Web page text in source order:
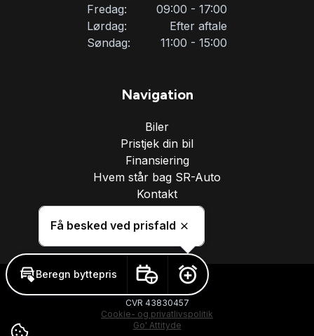
Fredag:
09:00 - 17:00
Lørdag:
Efter aftale
Søndag:
11:00 - 15:00
Navigation
Biler
Pristjek din bil
Finansiering
Hvem står bag SR-Auto
Kontakt
Solgte biler
SR Auto © 2026
CVR 43830457
Cookie- og privatlivspolitik
Go' Attityde
Beregn byttepris
Book prøveturFå besked ved prisfald
Få besked ved prisfald
Skjul